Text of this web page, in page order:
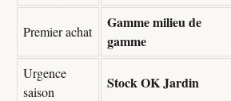
Premier achat
Gamme milieu de
gamme
Urgence
saison
Stock OK Jardin